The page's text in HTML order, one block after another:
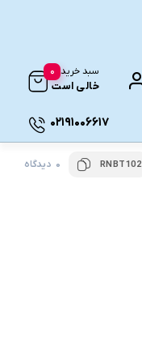
سبد خرید
خالی است
0
02191006617
RNBT102 0 دیدگاه